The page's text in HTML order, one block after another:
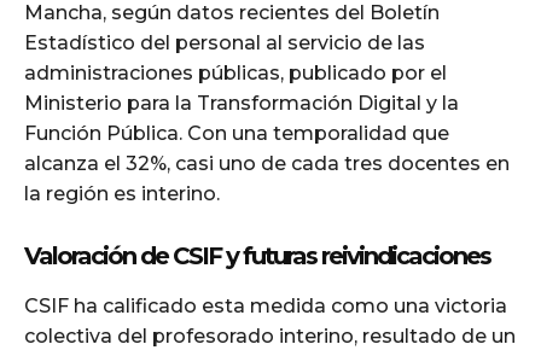
Mancha, según datos recientes del Boletín
Estadístico del personal al servicio de las
administraciones públicas, publicado por el
Ministerio para la Transformación Digital y la
Función Pública. Con una temporalidad que
alcanza el 32%, casi uno de cada tres docentes en
la región es interino.
Valoración de CSIF y futuras reivindicaciones
CSIF ha calificado esta medida como una victoria
colectiva del profesorado interino, resultado de un